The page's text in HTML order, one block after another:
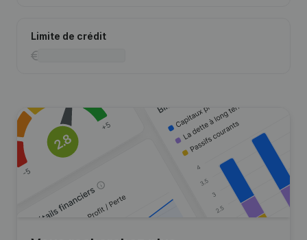
Limite de crédit